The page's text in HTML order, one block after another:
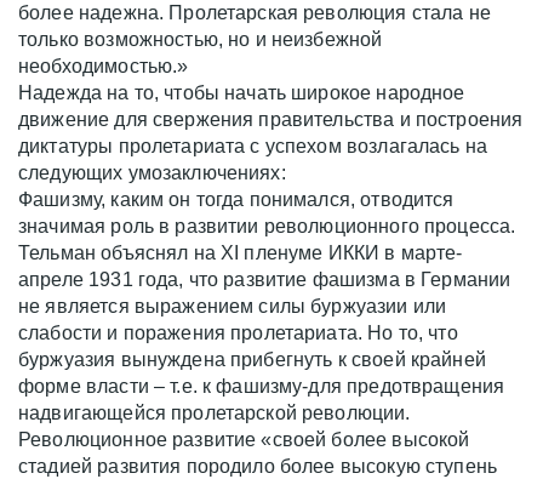
более надежна. Пролетарская революция стала не
только возможностью, но и неизбежной
необходимостью.»
Надежда на то, чтобы начать широкое народное
движение для свержения правительства и построения
диктатуры пролетариата с успехом возлагалась на
следующих умозаключениях:
Фашизму, каким он тогда понимался, отводится
значимая роль в развитии революционного процесса.
Тельман объяснял на XI пленуме ИККИ в марте-
апреле 1931 года, что развитие фашизма в Германии
не является выражением силы буржуазии или
слабости и поражения пролетариата. Но то, что
буржуазия вынуждена прибегнуть к своей крайней
форме власти – т.е. к фашизму-для предотвращения
надвигающейся пролетарской революции.
Революционное развитие «своей более высокой
стадией развития породило более высокую ступень